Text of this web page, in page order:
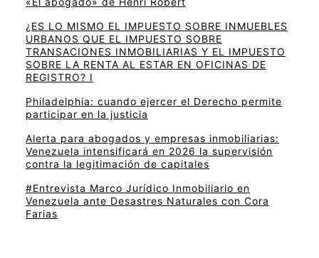
¿ES LO MISMO EL IMPUESTO SOBRE INMUEBLES
URBANOS QUE EL IMPUESTO SOBRE
TRANSACIONES INMOBILIARIAS Y EL IMPUESTO
SOBRE LA RENTA AL ESTAR EN OFICINAS DE
REGISTRO? I
Philadelphia: cuando ejercer el Derecho permite
participar en la justicia
Alerta para abogados y empresas inmobiliarias:
Venezuela intensificará en 2026 la supervisión
contra la legitimación de capitales
#Entrevista Marco Jurídico Inmobiliario en
Venezuela ante Desastres Naturales con Cora
Farias